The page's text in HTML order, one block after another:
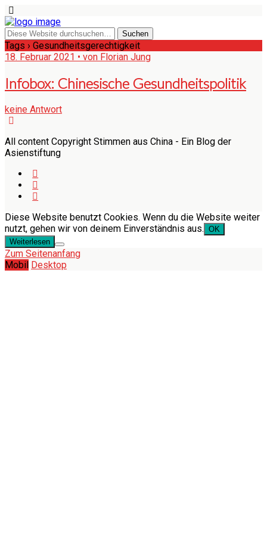
Tags › Gesundheitsgerechtigkeit
18. Februar 2021 • von Florian Jung
Infobox: Chinesische Gesundheitspolitik
keine Antwort
All content Copyright Stimmen aus China - Ein Blog der
Asienstiftung
Diese Website benutzt Cookies. Wenn du die Website weiter
nutzt, gehen wir von deinem Einverständnis aus. OK
Weiterlesen
Zum Seitenanfang
Mobil Desktop